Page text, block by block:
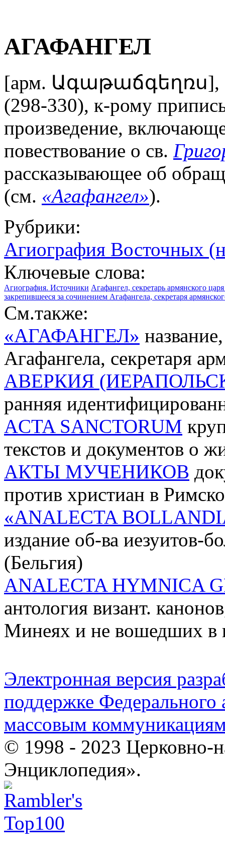
АГАФАНГЕЛ
[арм. Ագաթաճգեղռս],
(298-330), к-рому
произведение,
повествование о св.
рассказывающее об
(см. «Агафангел»).
Рубрики:
Агиография Восточных
Ключевые слова:
Агиография. Источники Агафангел, секретарь армянского
закрепившееся за сочинением Агафангела, секретаря
См.также:
«АГАФАНГЕЛ»
Агафангела, секретаря
АВЕРКИЯ
ранняя
ACTA SANCTORUM
текстов и документов о
АКТЫ МУЧЕНИКОВ
против христиан в
«ANALECTA
издание об-ва иезуитов-
(Бельгия)
ANALECTA HYMNICA
антология визант.
Минеях и не вошедших в
Электронная версия
поддержке Федерального
массовым
© 1998 - 2023 Церковно-
Энциклопедия».